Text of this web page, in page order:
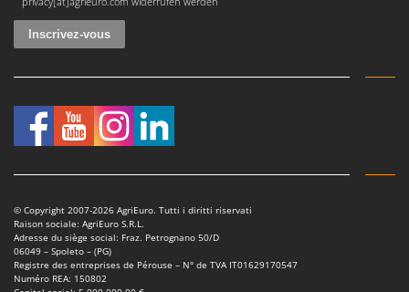
© Copyright 2007-2026 AgriEuro. Tutti i diritti riservati
Raison sociale: AgriEuro S.R.L.
Adresse du siège social: Fraz. Petrognano 50/D
06049 – Spoleto – (PG)
Registre des entreprises de Pérouse – N° de TVA IT01629170547
Numéro REA: 150802